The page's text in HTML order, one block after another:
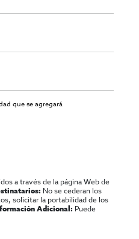
que se agregará
a través de la página Web de
No se cederan los
solicitar la portabilidad de los
Adicional: Puede